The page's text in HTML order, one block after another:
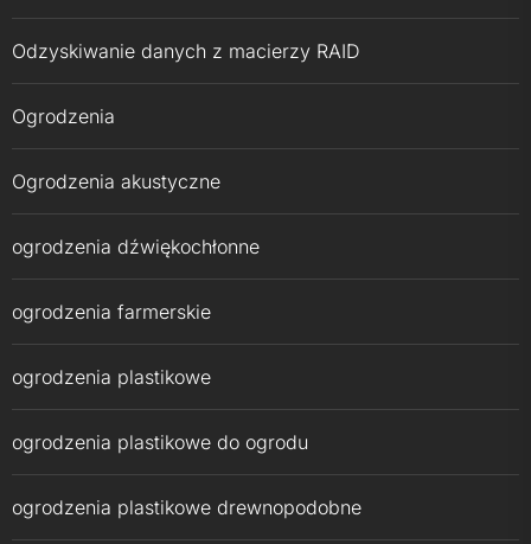
Odzyskiwanie danych z macierzy RAID
Ogrodzenia
Ogrodzenia akustyczne
ogrodzenia dźwiękochłonne
ogrodzenia farmerskie
ogrodzenia plastikowe
ogrodzenia plastikowe do ogrodu
ogrodzenia plastikowe drewnopodobne